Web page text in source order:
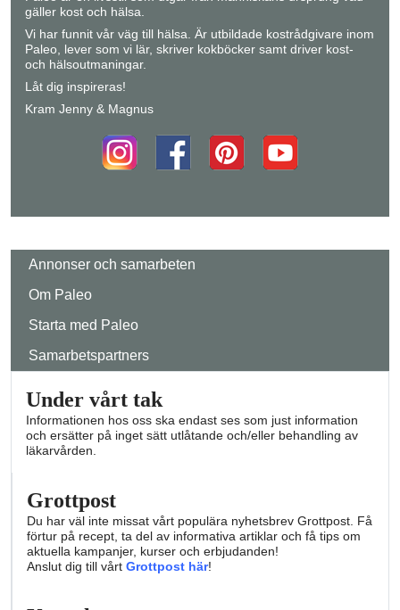
gäller kost och hälsa.
Vi har funnit vår väg till hälsa. Är utbildade kostrådgivare inom
Paleo, lever som vi lär, skriver kokböcker samt driver kost-
och hälsoutmaningar.
Låt dig inspireras!
Kram Jenny & Magnus
Annonser och samarbeten
Om Paleo
Starta med Paleo
Samarbetspartners
Under vårt tak
Informationen hos oss ska endast ses som just information
och ersätter på inget sätt utlåtande och/eller behandling av
läkarvården.
Grottpost
Du har väl inte missat vårt populära nyhetsbrev Grottpost. Få
förtur på recept, ta del av informativa artiklar och få tips om
aktuella kampanjer, kurser och erbjudanden!
Anslut dig till vårt Grottpost här!